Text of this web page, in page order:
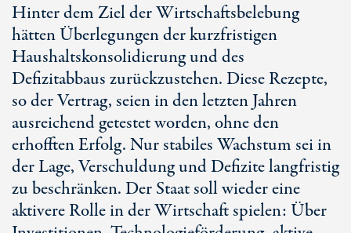
Hinter dem Ziel der Wirtschaftsbelebung
hätten Überlegungen der kurzfristigen
Haushaltskonsolidierung und des
Defizitabbaus zurückzustehen. Diese Rezepte,
so der Vertrag, seien in den letzten Jahren
ausreichend getestet worden, ohne den
erhofften Erfolg. Nur stabiles Wachstum sei in
der Lage, Verschuldung und Defizite langfristig
zu beschränken. Der Staat soll wieder eine
aktivere Rolle in der Wirtschaft spielen: Über